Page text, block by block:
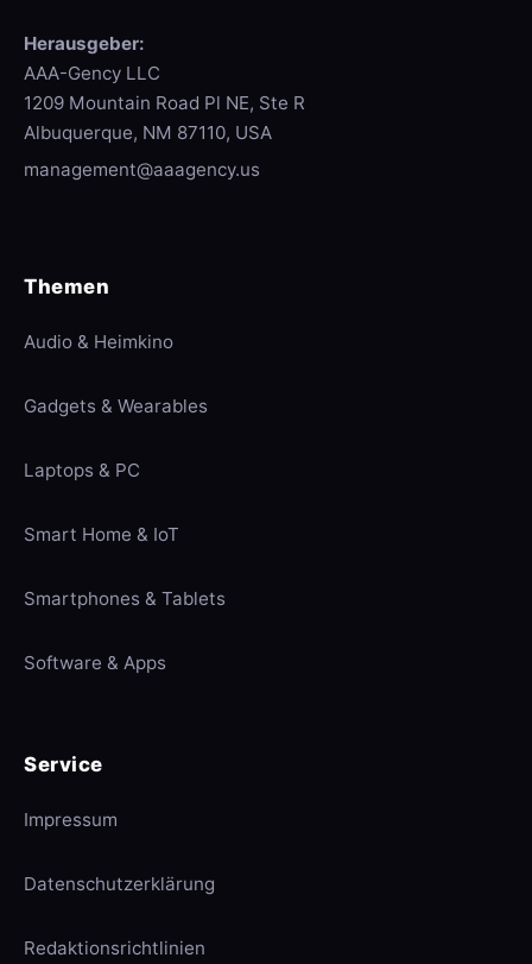
Herausgeber:
AAA-Gency LLC
1209 Mountain Road Pl NE, Ste R
Albuquerque, NM 87110, USA
management@aaagency.us
Themen
Audio & Heimkino
Gadgets & Wearables
Laptops & PC
Smart Home & IoT
Smartphones & Tablets
Software & Apps
Service
Impressum
Datenschutzerklärung
Redaktionsrichtlinien